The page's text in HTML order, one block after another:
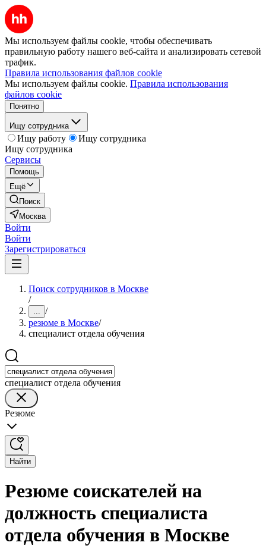
Мы используем файлы cookie, чтобы обеспечивать
правильную работу нашего веб-сайта и анализировать сетевой
трафик.
Правила использования файлов cookie
Мы используем файлы cookie. Правила использования
файлов cookie
Понятно
Ищу сотрудника
Ищу работу
Ищу сотрудника
Ищу сотрудника
Сервисы
Помощь
Ещё
Поиск
Москва
Войти
Войти
Зарегистрироваться
Поиск сотрудников в Москве
/
... /
резюме в Москве/
специалист отдела обучения
специалист отдела обучения
Резюме
Найти
Резюме соискателей на
должность специалиста
отдела обучения в Москве